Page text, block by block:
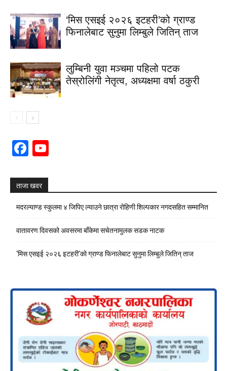
‘मिस एसइई २०२६ इटहरी’को ग्राण्ड
फिनालेबाट सुनुमा लिम्बुले जितिन् ताज
लुम्बिनी युवा मञ्चमा पहिलो पटक
तेस्रोलिंगी नेतृत्व, अध्यक्षमा वर्षा ठकुरी
Facebook
ताजा खवर
मदरल्याण्ड स्कुलमा ४ जिपिए ल्याउने छात्रा रोहिणी शिल्पकार नगदसहित सम्मानित
वातावरण दिवसको अवसरमा बाँकेमा सचेतनामुलक सडक नाटक
‘मिस एसइई २०२६ इटहरी’को ग्राण्ड फिनालेबाट सुनुमा लिम्बुले जितिन् ताज